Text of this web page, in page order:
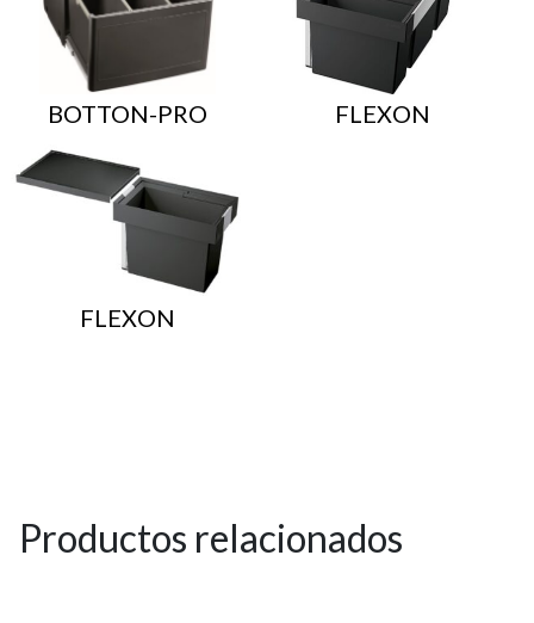
BOTTON-PRO FLEXON
FLEXON
Productos relacionados